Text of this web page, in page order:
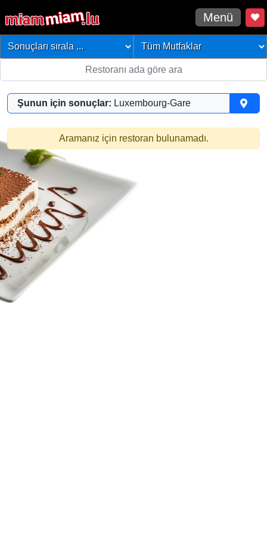
Menü
Şunun için sonuçlar: Luxembourg-Gare
Aramanız için restoran bulunamadı.